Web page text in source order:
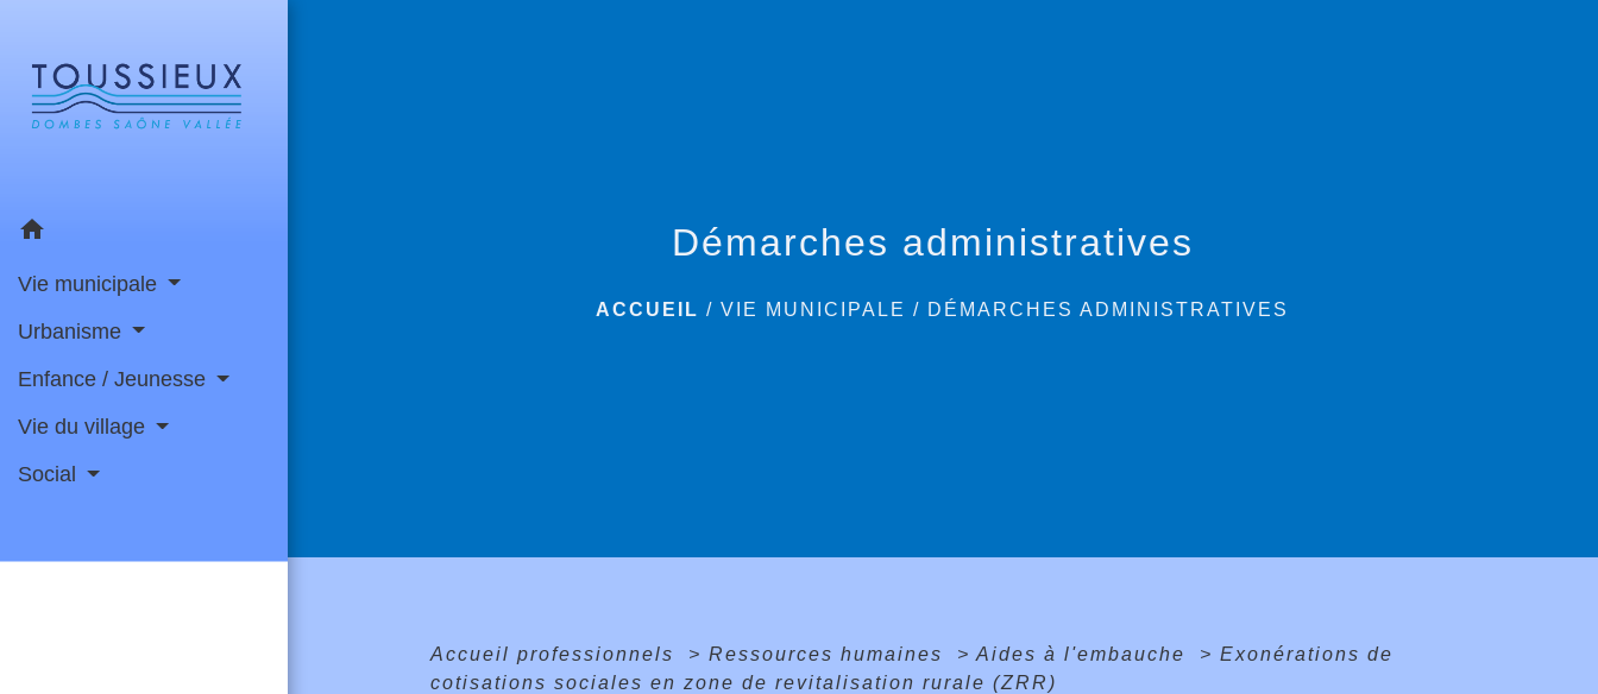
home
Vie municipale
Urbanisme
Enfance / Jeunesse
Vie du village
Social
Démarches administratives
ACCUEIL /VIE MUNICIPALE / DÉMARCHES ADMINISTRATIVES
Accueil professionnels > Ressources humaines > Aides à l'embauche > Exonérations de
cotisations sociales en zone de revitalisation rurale (ZRR)